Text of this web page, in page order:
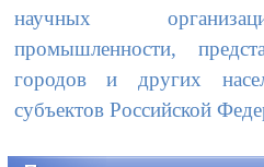
научных
промышленности,
городов и других
субъектов Российской